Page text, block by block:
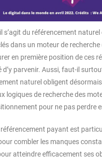
s’agit du référencement
dans un moteur de
en première position de ces
d’y parvenir. Aussi, faut-il
naturel obligent
logiques de recherche des
pour ne pas perdre
référencement payant est
combler les manques
atteindre efficacement ses